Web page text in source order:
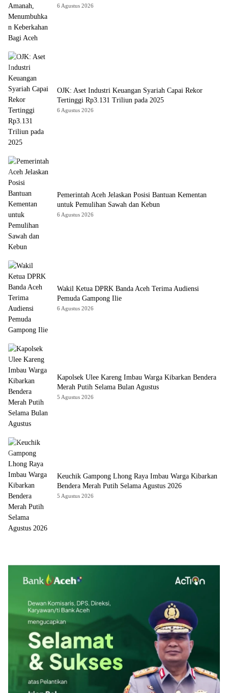
6 Agustus 2026
OJK: Aset Industri Keuangan Syariah Capai Rekor
Tertinggi Rp3.131 Triliun pada 2025
6 Agustus 2026
Pemerintah Aceh Jelaskan Posisi Bantuan Kementan
untuk Pemulihan Sawah dan Kebun
6 Agustus 2026
Wakil Ketua DPRK Banda Aceh Terima Audiensi
Pemuda Gampong Ilie
6 Agustus 2026
Kapolsek Ulee Kareng Imbau Warga Kibarkan Bendera
Merah Putih Selama Bulan Agustus
5 Agustus 2026
Keuchik Gampong Lhong Raya Imbau Warga Kibarkan
Bendera Merah Putih Selama Agustus 2026
5 Agustus 2026